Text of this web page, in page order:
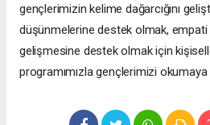
gençlerimizin kelime dağarcığını
düşünmelerine destek olmak,
gelişmesine destek olmak için
programımızla gençlerimizi